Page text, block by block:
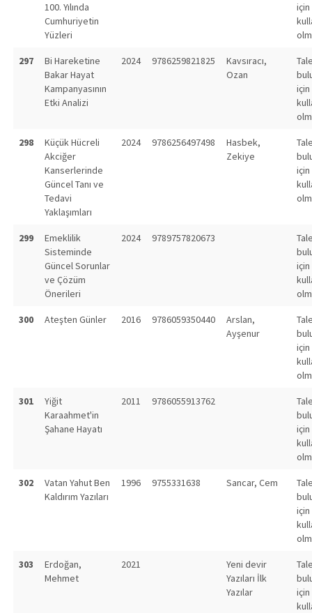
100. Yılında
Cumhuriyetin
Yüzleri
için
297
Bi Hareketine
Bakar Hayat
Kampanyasının
Etki Analizi
2024 9786259821825
Kavsıracı,
Ozan
için
298
Küçük Hücreli
Akciğer
Kanserlerinde
Güncel Tanı ve
Tedavi
Yaklaşımları
2024 9786256497498
Hasbek,
Zekiye
için
299
Emeklilik
Sisteminde
Güncel Sorunlar
ve Çözüm
Önerileri
2024 9789757820673
için
300 Ateşten Günler 2016 9786059350440
Arslan,
Ayşenur
için
301
Yiğit
Karaahmet'in
Şahane Hayatı
2011 9786055913762
için
302
Vatan Yahut Ben
Kaldırım Yazıları
1996 9755331638 Sancar, Cem
için
303
Erdoğan,
Mehmet
2021
Yeni devir
Yazıları İlk
Yazılar
için